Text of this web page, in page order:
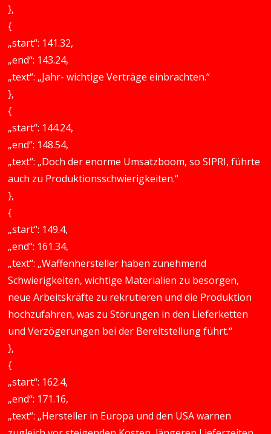
},
{
„start“: 141.32,
„end“: 143.24,
„text“: „Jahr- wichtige Verträge einbrachten.“
},
{
„start“: 144.24,
„end“: 148.54,
„text“: „Doch der enorme Umsatzboom, so SIPRI, führte
auch zu Produktionsschwierigkeiten.“
},
{
„start“: 149.4,
„end“: 161.34,
„text“: „Waffenhersteller haben zunehmend
Schwierigkeiten, wichtige Materialien zu besorgen,
neue Arbeitskräfte zu rekrutieren und die Produktion
hochzufahren, was zu Störungen in den Lieferketten
und Verzögerungen bei der Bereitstellung führt.“
},
{
„start“: 162.4,
„end“: 171.16,
„text“: „Hersteller in Europa und den USA warnen